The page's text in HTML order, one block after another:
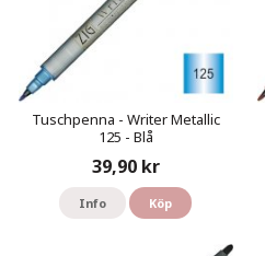
Tuschpenna - Writer Metallic
125 - Blå
39,90 kr
Info Köp